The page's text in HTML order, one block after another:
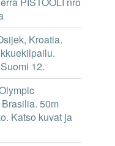
Kroatia.
12.
50m
Katso kuvat ja